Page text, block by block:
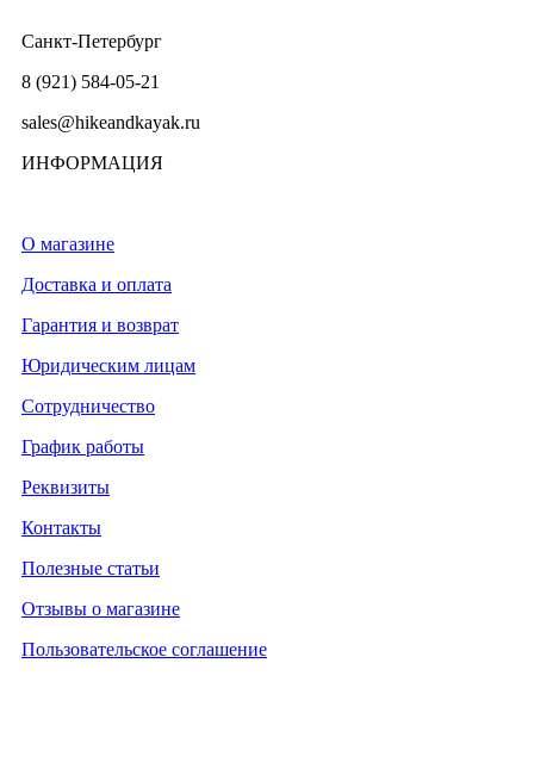
Санкт-Петербург
8 (921) 584-05-21
sales@hikeandkayak.ru
ИНФОРМАЦИЯ
О магазине
Доставка и оплата
Гарантия и возврат
Юридическим лицам
Сотрудничество
График работы
Реквизиты
Контакты
Полезные статьи
Отзывы о магазине
Пользовательское соглашение